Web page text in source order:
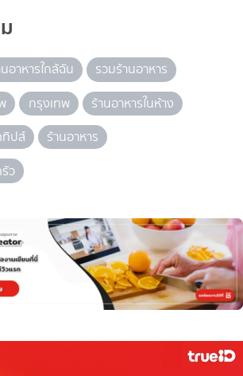
อาหารใกล้ฉัน
รวมร้านอาหาร
กรุงเทพ
ร้านอาหารในห้าง
ปส์
ร้านอาหาร
ว